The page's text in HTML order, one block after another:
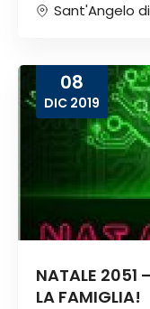
Sant'Angelo
08
DIC 2019
NATALE 2051
LA FAMIGLIA!